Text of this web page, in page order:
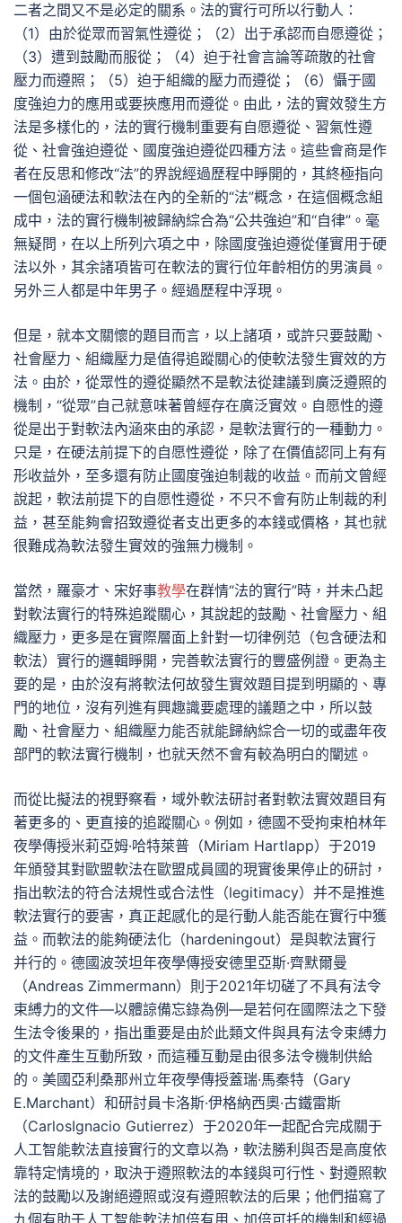
二者之間又不是必定的關系。法的實行可所以行動人：
（1）由於從眾而習氣性遵從；（2）出于承認而自愿遵從；
（3）遭到鼓勵而服從；（4）迫于社會言論等疏散的社會
壓力而遵照；（5）迫于組織的壓力而遵從；（6）懾于國
度強迫力的應用或要挾應用而遵從。由此，法的實效發生方
法是多樣化的，法的實行機制重要有自愿遵從、習氣性遵
從、社會強迫遵從、國度強迫遵從四種方法。這些會商是作
者在反思和修改“法”的界說經過歷程中睜開的，其終極指向
一個包涵硬法和軟法在內的全新的“法”概念，在這個概念組
成中，法的實行機制被歸納綜合為“公共強迫”和“自律”。毫
無疑問，在以上所列六項之中，除國度強迫遵從僅實用于硬
法以外，其余諸項皆可在軟法的實行位年齡相仿的男演員。
另外三人都是中年男子。經過歷程中浮現。
但是，就本文關懷的題目而言，以上諸項，或許只要鼓勵、
社會壓力、組織壓力是值得追蹤關心的使軟法發生實效的方
法。由於，從眾性的遵從顯然不是軟法從建議到廣泛遵照的
機制，“從眾”自己就意味著曾經存在廣泛實效。自愿性的遵
從是出于對軟法內涵來由的承認，是軟法實行的一種動力。
只是，在硬法前提下的自愿性遵從，除了在價值認同上有有
形收益外，至多還有防止國度強迫制裁的收益。而前文曾經
說起，軟法前提下的自愿性遵從，不只不會有防止制裁的利
益，甚至能夠會招致遵從者支出更多的本錢或價格，其也就
很難成為軟法發生實效的強無力機制。
當然，羅豪才、宋好事教學在群情“法的實行”時，并未凸起
對軟法實行的特殊追蹤關心，其說起的鼓勵、社會壓力、組
織壓力，更多是在實際層面上針對一切律例范（包含硬法和
軟法）實行的邏輯睜開，完善軟法實行的豐盛例證。更為主
要的是，由於沒有將軟法何故發生實效題目提到明顯的、專
門的地位，沒有列進有興趣識要處理的議題之中，所以鼓
勵、社會壓力、組織壓力能否就能歸納綜合一切的或盡年夜
部門的軟法實行機制，也就天然不會有較為明白的闡述。
而從比擬法的視野察看，域外軟法研討者對軟法實效題目有
著更多的、更直接的追蹤關心。例如，德國不受拘束柏林年
夜學傳授米莉亞姆·哈特萊普（Miriam Hartlapp）于2019
年頒發其對歐盟軟法在歐盟成員國的現實後果停止的研討，
指出軟法的符合法規性或合法性（legitimacy）并不是推進
軟法實行的要害，真正起感化的是行動人能否能在實行中獲
益。而軟法的能夠硬法化（hardeningout）是與軟法實行
并行的。德國波茨坦年夜學傳授安德里亞斯·齊默爾曼
（Andreas Zimmermann）則于2021年切磋了不具有法令
束縛力的文件—以體諒備忘錄為例—是若何在國際法之下發
生法令後果的，指出重要是由於此類文件與具有法令束縛力
的文件產生互動所致，而這種互動是由很多法令機制供給
的。美國亞利桑那州立年夜學傳授蓋瑞·馬秦特（Gary
E.Marchant）和研討員卡洛斯·伊格納西奧·古鐵雷斯
（CarlosIgnacio Gutierrez）于2020年一起配合完成關于
人工智能軟法直接實行的文章以為，軟法勝利與否是高度依
靠特定情境的，取決于遵照軟法的本錢與可行性、對遵照軟
法的鼓勵以及謝絕遵照或沒有遵照軟法的后果；他們描寫了
九個有助于人工智能軟法加倍有用、加倍可托的機制和經過